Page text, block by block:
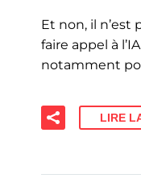
Et non, il n’est
faire appel à
notamment
LIRE